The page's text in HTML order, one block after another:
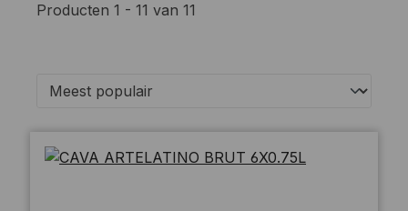
Producten 1 - 11 van 11